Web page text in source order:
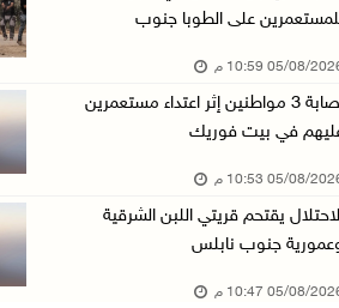
عبد السلام السيد يفوز بترشيح الديمقراطيين
الهلال الأحمر: 8 إصابات إثر اعتداء الاحتلال ...
مخطط استعماري جديد في "جيلو" يهدد بعزل
الاحتلال ينصب حاجزًا عسكريًا على مدخل بلدة دي
على الطوبا جنوب
08/2026 10:59 م
إصابة 3 مواطنين إثر اعتداء مستعمرين
في بيت فوريك
08/2026 10:53 م
يقتحم قريتي اللبن الشرقية
جنوب نابلس
08/2026 10:47 م